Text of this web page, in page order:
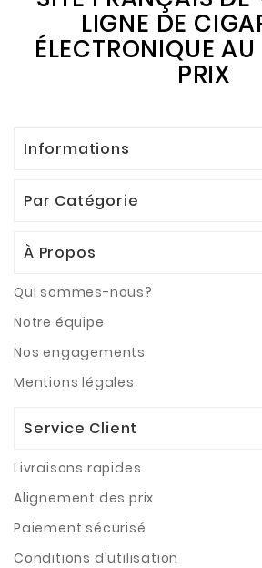
LIGNE DE
ÉLECTRONIQUE AU
PRIX
Informations
Par Catégorie
À Propos
Qui sommes-nous?
Notre équipe
Nos engagements
Mentions légales
Service Client
Livraisons rapides
Alignement des prix
Paiement sécurisé
Conditions d'utilisation